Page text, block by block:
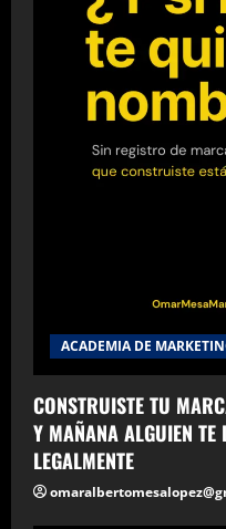
ACADEMIA DE
CONSTRUISTE TU
Y MAÑANA ALGUIEN TE
LEGALMENTE